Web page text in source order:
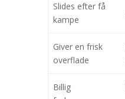
Slides efter få
kampe
Giver en frisk
overflade
Billig